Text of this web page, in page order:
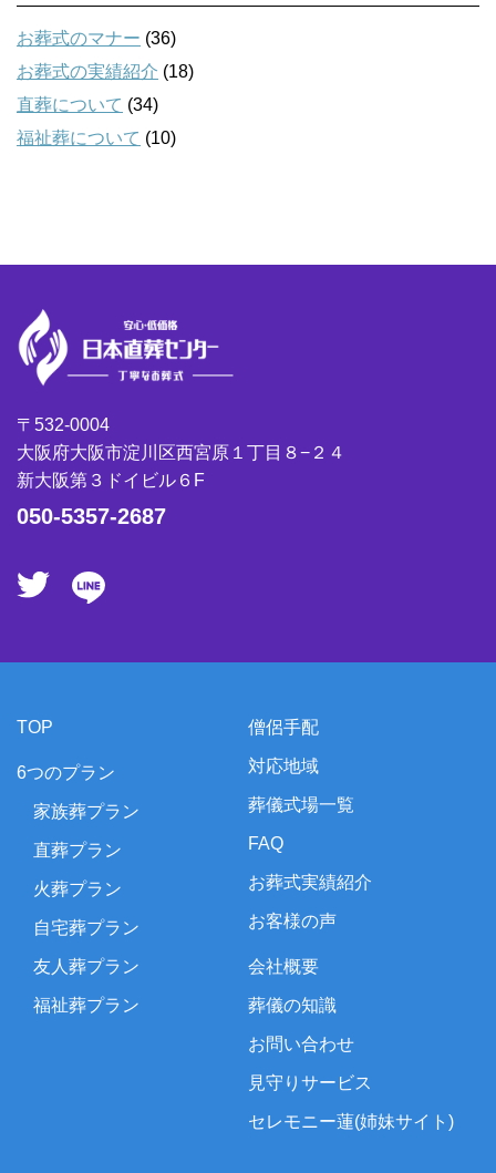
お葬式のマナー (36)
お葬式の実績紹介 (18)
直葬について (34)
福祉葬について (10)
〒532-0004
大阪府大阪市淀川区西宮原１丁目８−２４
新大阪第３ドイビル６F
050-5357-2687
TOP
6つのプラン
家族葬プラン
直葬プラン
火葬プラン
自宅葬プラン
友人葬プラン
福祉葬プラン
僧侶手配
対応地域
葬儀式場一覧
FAQ
お葬式実績紹介
お客様の声
会社概要
葬儀の知識
お問い合わせ
見守りサービス
セレモニー蓮(姉妹サイト)